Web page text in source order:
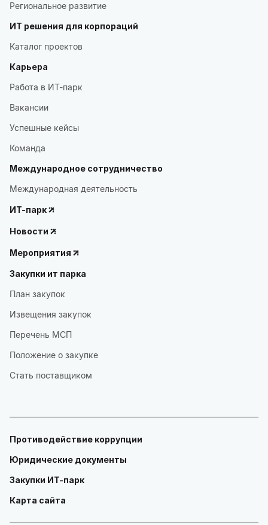
Региональное развитие
ИТ решения для корпораций
Каталог проектов
Карьера
Работа в ИТ-парк
Вакансии
Успешные кейсы
Команда
Международное сотрудничество
Международная деятельность
ИТ-парк
Новости
Мероприятия
Закупки ит парка
План закупок
Извещения закупок
Перечень МСП
Положение о закупке
Стать поставщиком
Противодействие коррупции
Юридические документы
Закупки ИТ-парк
Карта сайта